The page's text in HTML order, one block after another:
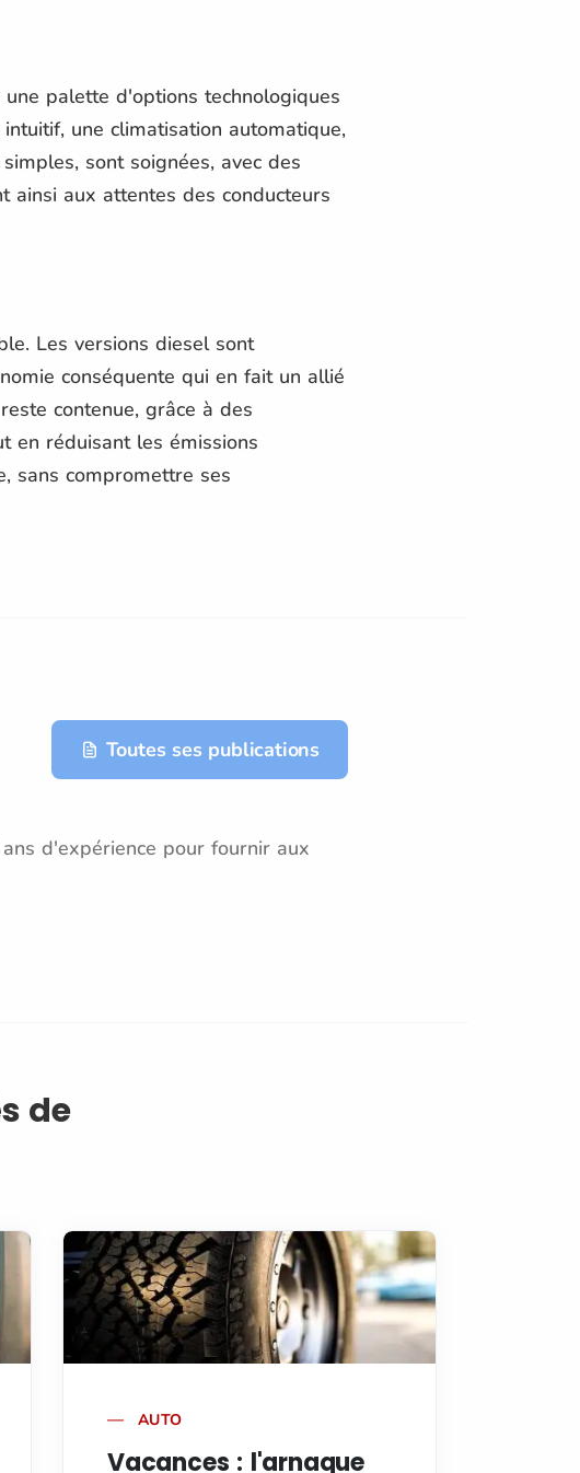
palette d'options technologiques
une climatisation automatique,
sont soignées, avec des
ainsi aux attentes des conducteurs
Les versions diesel sont
conséquente qui en fait un allié
contenue, grâce à des
en réduisant les émissions
sans compromettre ses
Toutes ses publications
d'expérience pour fournir aux
de
AUTO
Vacances : l'arnaque